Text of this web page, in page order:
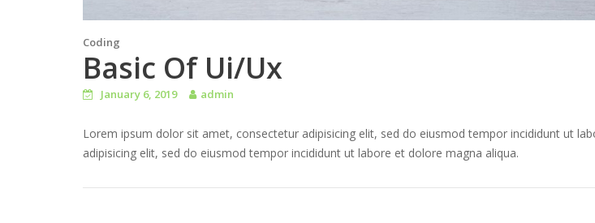
Coding
Basic Of Ui/Ux
January 6, 2019 admin
Lorem ipsum dolor sit amet, consectetur adipisicing elit, sed do eiusmod tempor incididunt ut
adipisicing elit, sed do eiusmod tempor incididunt ut labore et dolore magna aliqua.